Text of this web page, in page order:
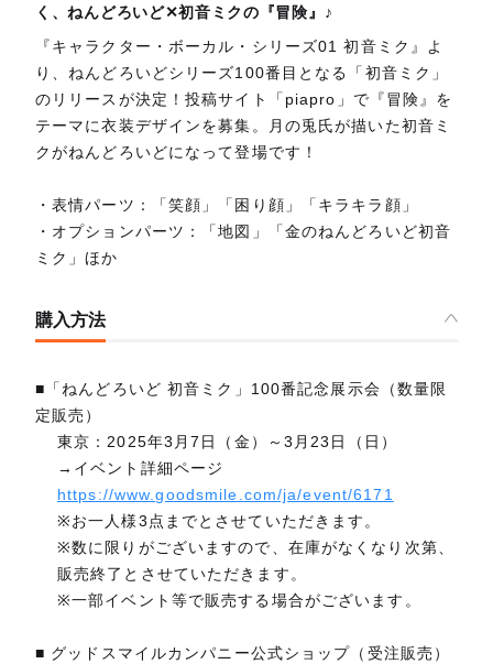
く、ねんどろいど✕初音ミクの『冒険』♪
『キャラクター・ボーカル・シリーズ01 初音ミク』よ
り、ねんどろいどシリーズ100番目となる「初音ミク」
のリリースが決定！投稿サイト「piapro」で『冒険』を
テーマに衣装デザインを募集。月の兎氏が描いた初音ミ
クがねんどろいどになって登場です！
・表情パーツ：「笑顔」「困り顔」「キラキラ顔」
・オプションパーツ：「地図」「金のねんどろいど初音
ミク」ほか
購入方法
■「ねんどろいど 初音ミク」100番記念展示会（数量限
定販売）
東京：2025年3月7日（金）～3月23日（日）
→イベント詳細ページ
https://www.goodsmile.com/ja/event/6171
※お一人様3点までとさせていただきます。
※数に限りがございますので、在庫がなくなり次第、
販売終了とさせていただきます。
※一部イベント等で販売する場合がございます。
■ グッドスマイルカンパニー公式ショップ（受注販売）